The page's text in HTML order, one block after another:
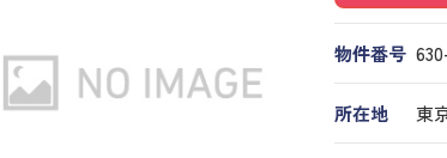
物件番号
所在地 東